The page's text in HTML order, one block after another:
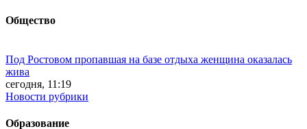
Общество
Под Ростовом пропавшая на базе отдыха женщина оказалась
жива
сегодня, 11:19
Новости рубрики
Образование